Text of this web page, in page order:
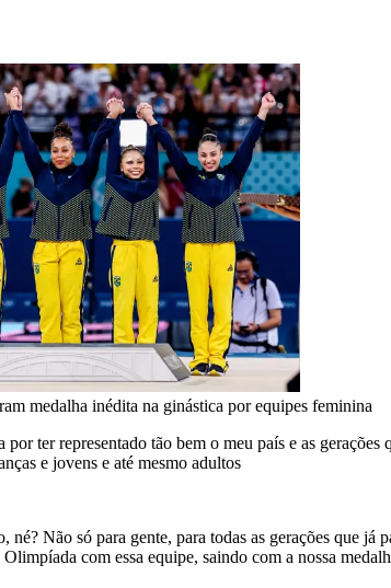
medalha inédita na ginástica por equipes feminina
ter representado tão bem o meu país e as
e jovens e até mesmo adultos
Não só para gente, para todas as gerações que
com essa equipe, saindo com a nossa